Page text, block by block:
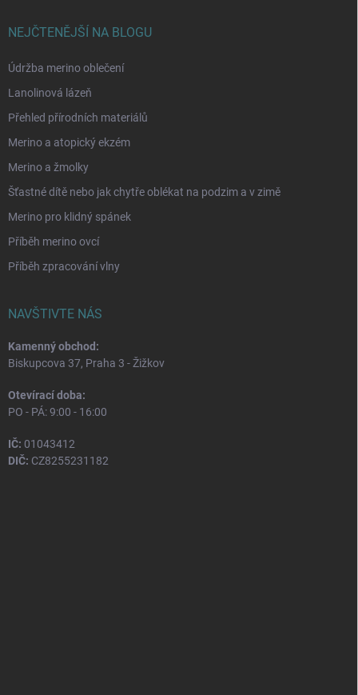
NEJČTENĚJŠÍ NA BLOGU
Údržba merino oblečení
Lanolinová lázeň
Přehled přírodních materiálů
Merino a atopický ekzém
Merino a žmolky
Šťastné dítě nebo jak chytře oblékat na podzim a v zimě
Merino pro klidný spánek
Příběh merino ovcí
Příběh zpracování vlny
NAVŠTIVTE NÁS
Kamenný obchod:
Biskupcova 37, Praha 3 - Žižkov
Otevírací doba:
PO - PÁ: 9:00 - 16:00
IČ: 01043412
DIČ: CZ8255231182